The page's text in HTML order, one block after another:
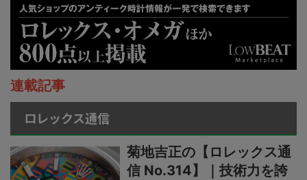
連載記事
ロレックス通信
菊地吉正の【ロレックス通
信 No.314】｜技術力を誇